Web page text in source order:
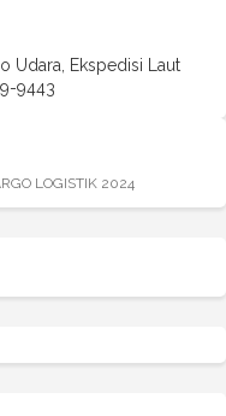
Udara, Ekspedisi Laut
9443
LOGISTIK 2024